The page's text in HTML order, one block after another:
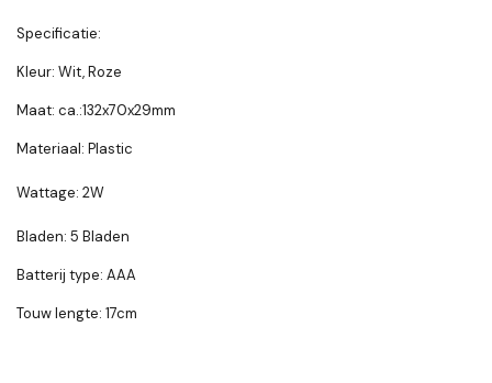
Specificatie:
Kleur: Wit, Roze
Maat: ca.:132x70x29mm
Materiaal: Plastic
Wattage: 2W
Bladen: 5 Bladen
Batterij type: AAA
Touw lengte: 17cm